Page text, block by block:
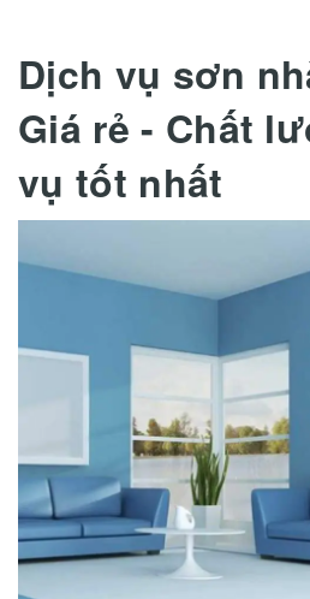
Dịch vụ sơn
Giá rẻ - Chất
vụ tốt nhất